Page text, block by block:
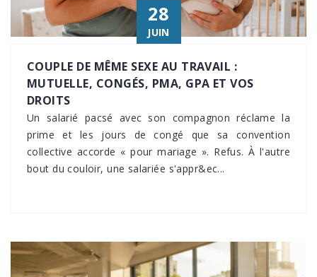
28
JUIN
COUPLE DE MÊME SEXE AU TRAVAIL :
MUTUELLE, CONGÉS, PMA, GPA ET VOS
DROITS
Un salarié pacsé avec son compagnon réclame la
prime et les jours de congé que sa convention
collective accorde « pour mariage ». Refus. À l'autre
bout du couloir, une salariée s'appr&ec...